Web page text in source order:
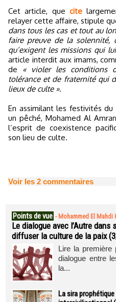
Cet article, que cite
relayer cette affaire, stipule
dans tous les cas et tout au
faire preuve de la
qu’exigent les missions qui
article interdit aux imams,
de
« violer les conditions
tolérance et de fraternité qui
lieux de culte ».
En assimilant les festivités
un pêché, Mohamed Al
l’esprit de coexistence
son lieu de culte.
Voir les 2 commentaires
Points de vue - Mohammed El Mahdi
Le dialogue avec l’Autre dans
diffuser la culture de la paix
Lire la première
dialogue entre
la...
La sira